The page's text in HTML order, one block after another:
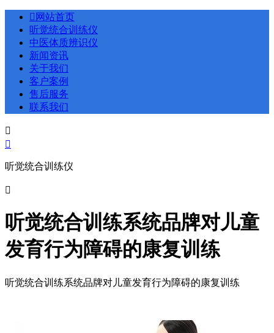
 网站首页
听觉统合训练仪
中医体质辨识仪
新闻资讯
关于我们
客户案例
售后服务
联系我们


听觉统合训练仪

听觉统合训练系统品牌对儿童
发育行为障碍的康复训练
听觉统合训练系统品牌对儿童发育行为障碍的康复训练